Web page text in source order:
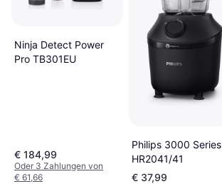
Ninja Detect Power
Pro TB301EU
€ 184,99
Oder 3 Zahlungen von
€ 61,66
Philips 3000 Series
HR2041/41
€ 37,99